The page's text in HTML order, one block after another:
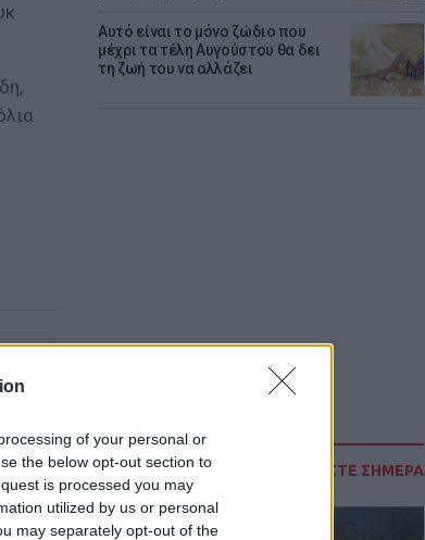
of your personal or
the below opt-out section to
is processed you may
utilized by us or personal
may separately opt-out of the
Αυτό είναι το μόνο ζώδιο που
μέχρι τα τέλη Αυγούστου θα δει
τη ζωή του να αλλάζει
ΔΙΑΒΑΣΤΕ ΣΗΜΕΡΑ